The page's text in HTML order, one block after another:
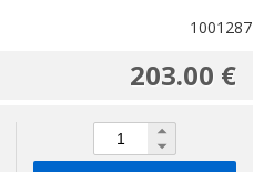
1001287
203.00 €